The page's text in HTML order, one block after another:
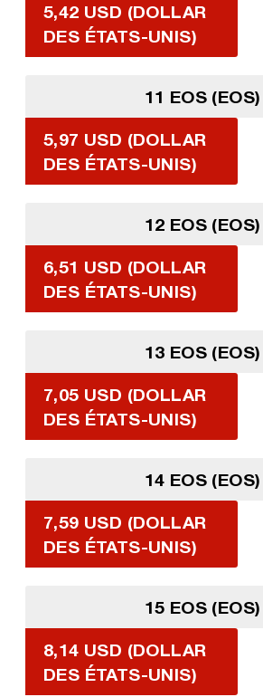
5,42 USD (DOLLAR
DES ÉTATS-UNIS)
11 EOS (EOS)
5,97 USD (DOLLAR
DES ÉTATS-UNIS)
12 EOS (EOS)
6,51 USD (DOLLAR
DES ÉTATS-UNIS)
13 EOS (EOS)
7,05 USD (DOLLAR
DES ÉTATS-UNIS)
14 EOS (EOS)
7,59 USD (DOLLAR
DES ÉTATS-UNIS)
15 EOS (EOS)
8,14 USD (DOLLAR
DES ÉTATS-UNIS)